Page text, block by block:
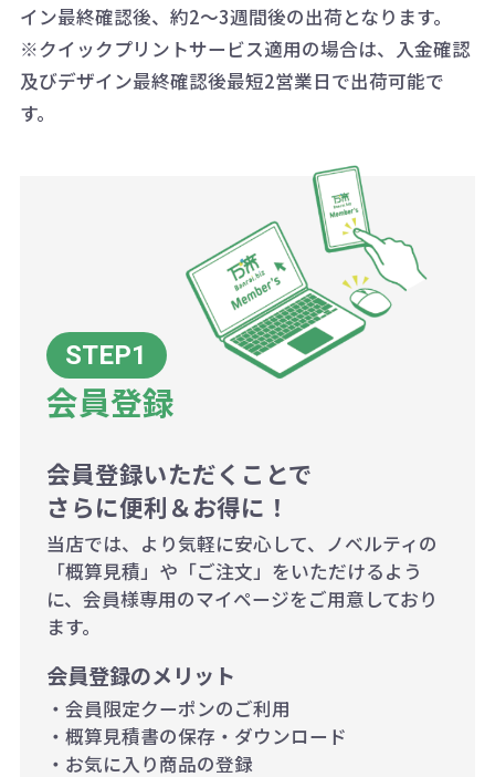
除く平日）
い場合は、単価計算ではなく、印刷
代の基本料金を一式頂戴する場合が
商品や印刷方法によって異なります
ので、予めご了承ください。
例：200個未満（1式：18,000円）
200個~499個の場合：42円（1個
当たり）
500個~999個の場合：35円（1個
1,000個以上：28円（1個当た
り）
大限努力いたします。
配送について
イン最終確認後、約2～3週間後の出荷となります。
※クイックプリントサービス適用の場合は、入金確認
及びデザイン最終確認後最短2営業日で出荷可能で
す。
会員登録
会員登録いただくことで
さらに便利＆お得に！
当店では、より気軽に安心して、ノベルティの
「概算見積」や「ご注文」をいただけるよう
に、会員様専用のマイページをご用意しており
ます。
会員登録のメリット
・会員限定クーポンのご利用
・概算見積書の保存・ダウンロード
・お気に入り商品の登録